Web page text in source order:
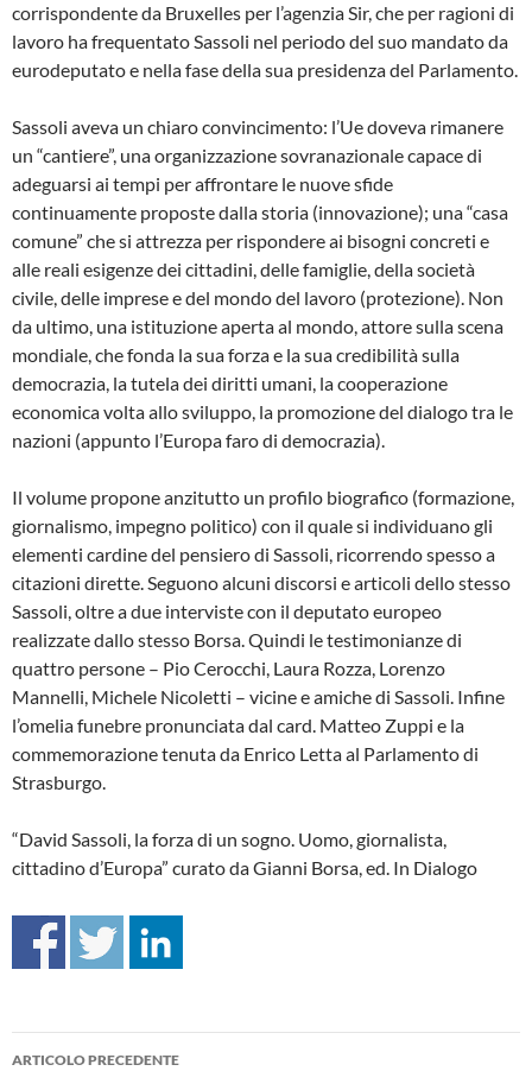
corrispondente da Bruxelles per l’agenzia Sir, che per ragioni di
lavoro ha frequentato Sassoli nel periodo del suo mandato da
eurodeputato e nella fase della sua presidenza del Parlamento.
Sassoli aveva un chiaro convincimento: l’Ue doveva rimanere
un “cantiere”, una organizzazione sovranazionale capace di
adeguarsi ai tempi per affrontare le nuove sfide
continuamente proposte dalla storia (innovazione); una “casa
comune” che si attrezza per rispondere ai bisogni concreti e
alle reali esigenze dei cittadini, delle famiglie, della società
civile, delle imprese e del mondo del lavoro (protezione). Non
da ultimo, una istituzione aperta al mondo, attore sulla scena
mondiale, che fonda la sua forza e la sua credibilità sulla
democrazia, la tutela dei diritti umani, la cooperazione
economica volta allo sviluppo, la promozione del dialogo tra le
nazioni (appunto l’Europa faro di democrazia).
Il volume propone anzitutto un profilo biografico (formazione,
giornalismo, impegno politico) con il quale si individuano gli
elementi cardine del pensiero di Sassoli, ricorrendo spesso a
citazioni dirette. Seguono alcuni discorsi e articoli dello stesso
Sassoli, oltre a due interviste con il deputato europeo
realizzate dallo stesso Borsa. Quindi le testimonianze di
quattro persone – Pio Cerocchi, Laura Rozza, Lorenzo
Mannelli, Michele Nicoletti – vicine e amiche di Sassoli. Infine
l’omelia funebre pronunciata dal card. Matteo Zuppi e la
commemorazione tenuta da Enrico Letta al Parlamento di
Strasburgo.
“David Sassoli, la forza di un sogno. Uomo, giornalista,
cittadino d’Europa” curato da Gianni Borsa, ed. In Dialogo
Navigazione
ARTICOLO PRECEDENTE